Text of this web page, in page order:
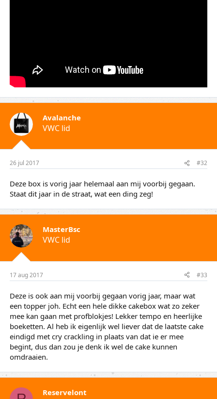
Avalanche
VWC lid
26 jul 2017 #32
Deze box is vorig jaar helemaal aan mij voorbij gegaan.
Staat dit jaar in de straat, wat een ding zeg!
MasterBsc
VWC lid
17 aug 2017 #33
Deze is ook aan mij voorbij gegaan vorig jaar, maar wat
een topper joh. Echt een hele dikke cakebox wat zo zeker
mee kan gaan met profblokjes! Lekker tempo en heerlijke
boeketten. Al heb ik eigenlijk wel liever dat de laatste cake
eindigd met cry crackling in plaats van dat ie er mee
begint, dus dan zou je denk ik wel de cake kunnen
omdraaien.
Reservelont